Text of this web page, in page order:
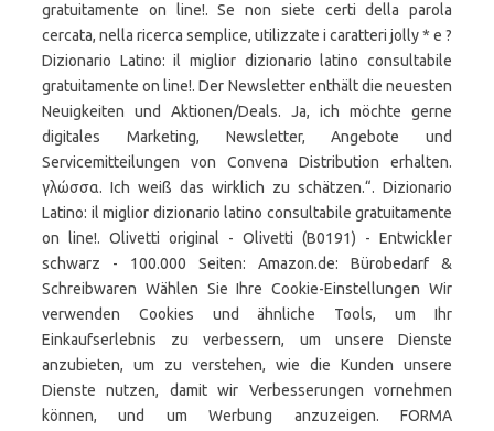
gratuitamente on line!. Se non siete certi della parola
cercata, nella ricerca semplice, utilizzate i caratteri jolly * e ?
Dizionario Latino: il miglior dizionario latino consultabile
gratuitamente on line!. Der Newsletter enthält die neuesten
Neuigkeiten und Aktionen/Deals. Ja, ich möchte gerne
digitales Marketing, Newsletter, Angebote und
Servicemitteilungen von Convena Distribution erhalten.
γλώσσα. Ich weiß das wirklich zu schätzen.“. Dizionario
Latino: il miglior dizionario latino consultabile gratuitamente
on line!. Olivetti original - Olivetti (B0191) - Entwickler
schwarz - 100.000 Seiten: Amazon.de: Bürobedarf &
Schreibwaren Wählen Sie Ihre Cookie-Einstellungen Wir
verwenden Cookies und ähnliche Tools, um Ihr
Einkaufserlebnis zu verbessern, um unsere Dienste
anzubieten, um zu verstehen, wie die Kunden unsere
Dienste nutzen, damit wir Verbesserungen vornehmen
können, und um Werbung anzuzeigen. FORMA